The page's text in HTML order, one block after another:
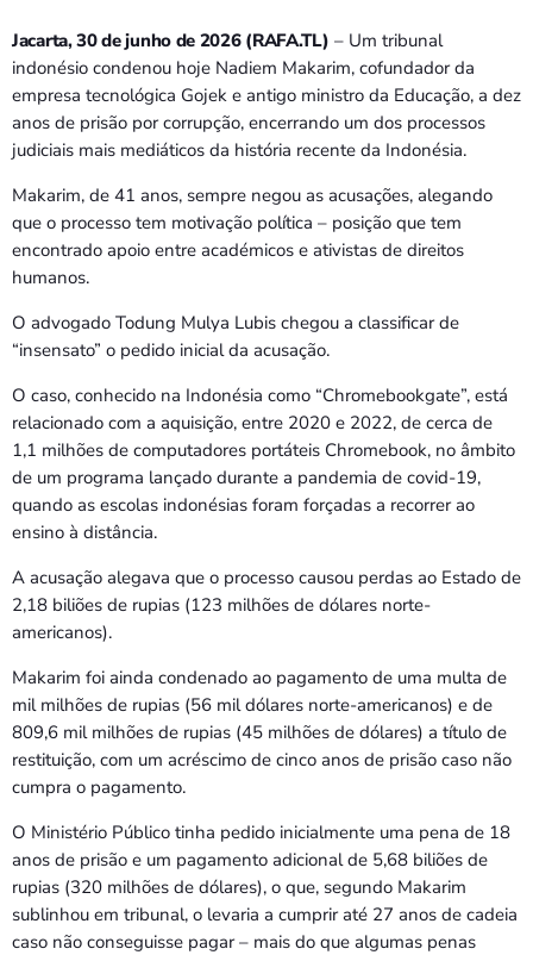
Jacarta, 30 de junho de 2026 (RAFA.TL) – Um tribunal
indonésio condenou hoje Nadiem Makarim, cofundador da
empresa tecnológica Gojek e antigo ministro da Educação, a dez
anos de prisão por corrupção, encerrando um dos processos
judiciais mais mediáticos da história recente da Indonésia.
Makarim, de 41 anos, sempre negou as acusações, alegando
que o processo tem motivação política – posição que tem
encontrado apoio entre académicos e ativistas de direitos
humanos.
O advogado Todung Mulya Lubis chegou a classificar de
“insensato” o pedido inicial da acusação.
O caso, conhecido na Indonésia como “Chromebookgate”, está
relacionado com a aquisição, entre 2020 e 2022, de cerca de
1,1 milhões de computadores portáteis Chromebook, no âmbito
de um programa lançado durante a pandemia de covid-19,
quando as escolas indonésias foram forçadas a recorrer ao
ensino à distância.
A acusação alegava que o processo causou perdas ao Estado de
2,18 biliões de rupias (123 milhões de dólares norte-
americanos).
Makarim foi ainda condenado ao pagamento de uma multa de
mil milhões de rupias (56 mil dólares norte-americanos) e de
809,6 mil milhões de rupias (45 milhões de dólares) a título de
restituição, com um acréscimo de cinco anos de prisão caso não
cumpra o pagamento.
O Ministério Público tinha pedido inicialmente uma pena de 18
anos de prisão e um pagamento adicional de 5,68 biliões de
rupias (320 milhões de dólares), o que, segundo Makarim
sublinhou em tribunal, o levaria a cumprir até 27 anos de cadeia
caso não conseguisse pagar – mais do que algumas penas